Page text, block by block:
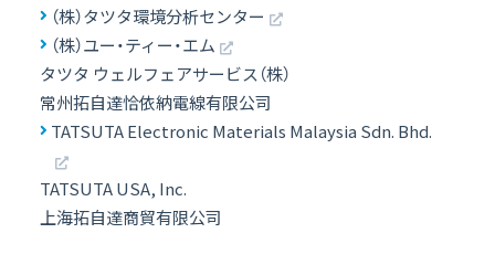
（株）タツタ環境分析センター
（株）ユー・ティー・エム
タツタ ウェルフェアサービス（株）
常州拓自達恰依納電線有限公司
TATSUTA Electronic Materials Malaysia Sdn. Bhd.
TATSUTA USA, Inc.
上海拓自達商貿有限公司